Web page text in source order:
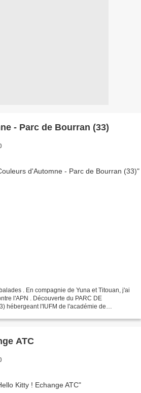
- Parc de Bourran (33)
. En compagnie de Yuna et Titouan, j'ai
l'APN . Découverte du PARC DE
hébergeant l'IUFM de l'académie de
ATC